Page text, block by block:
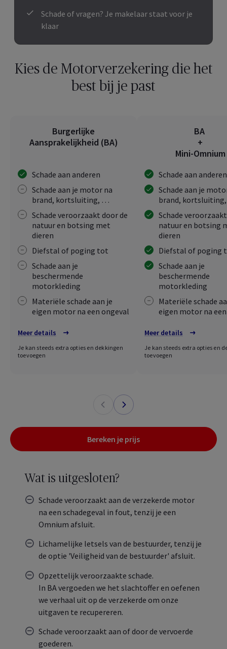
Schade of vragen? Je makelaar staat voor je
klaar
Kies de Motorverzekering die het
best bij je past
Burgerlijke
Aansprakelijkheid (BA)
Schade aan anderen
Schade aan je motor na
brand, kortsluiting, …
Schade veroorzaakt door de
natuur en botsing met
dieren
Diefstal of poging tot
Schade aan je
beschermende
motorkleding
Materiële schade aan je
eigen motor na een ongeval
Meer details
Je kan steeds extra opties en dekkingen
toevoegen
BA
+
Mini-Omnium
Schade aan
Schade aan je
brand,
Schade
natuur en botsing
dieren
Diefstal of poging
Schade aan je
beschermende
motorkleding
Materiële schade
eigen motor na
Meer details
Je kan steeds extra opties en
toevoegen
Bereken je prijs
Wat is uitgesloten?
Schade veroorzaakt aan de verzekerde motor
na een schadegeval in fout, tenzij je een
Omnium afsluit.
Lichamelijke letsels van de bestuurder, tenzij je
de optie 'Veiligheid van de bestuurder' afsluit.
Opzettelijk veroorzaakte schade.
In BA vergoeden we het slachtoffer en oefenen
we verhaal uit op de verzekerde om onze
uitgaven te recupereren.
Schade veroorzaakt aan of door de vervoerde
goederen.